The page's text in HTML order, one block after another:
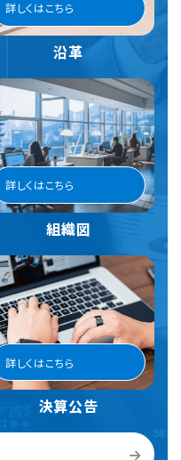
詳しくはこちら
沿革
詳しくはこちら
組織図
詳しくはこちら
決算公告